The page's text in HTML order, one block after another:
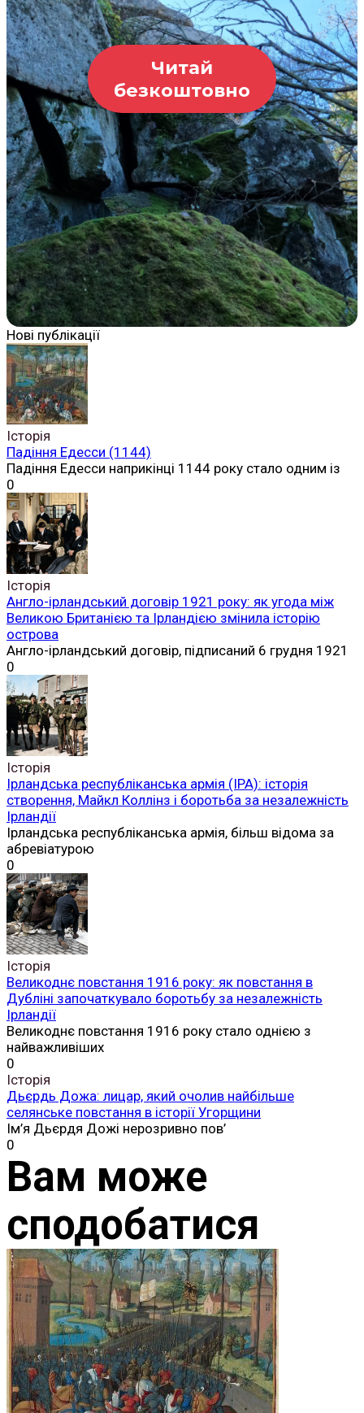
Читай
безкоштовно
Нові публікації
Історія
Падіння Едесси (1144)
Падіння Едесси наприкінці 1144 року стало одним із
0
Історія
Англо-ірландський договір 1921 року: як угода між
Великою Британією та Ірландією змінила історію
острова
Англо-ірландський договір, підписаний 6 грудня 1921
0
Історія
Ірландська республіканська армія (ІРА): історія
створення, Майкл Коллінз і боротьба за незалежність
Ірландії
Ірландська республіканська армія, більш відома за
абревіатурою
0
Історія
Великоднє повстання 1916 року: як повстання в
Дубліні започаткувало боротьбу за незалежність
Ірландії
Великоднє повстання 1916 року стало однією з
найважливіших
0
Історія
Дьєрдь Дожа: лицар, який очолив найбільше
селянське повстання в історії Угорщини
Ім’я Дьєрдя Дожі нерозривно пов’
0
Вам може
сподобатися